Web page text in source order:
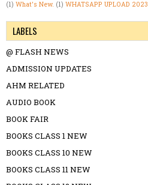
(1) What's New. (1) WHATSAPP UPLOAD 2023
LABELS
@ FLASH NEWS
ADMISSION UPDATES
AHM RELATED
AUDIO BOOK
BOOK FAIR
BOOKS CLASS 1 NEW
BOOKS CLASS 10 NEW
BOOKS CLASS 11 NEW